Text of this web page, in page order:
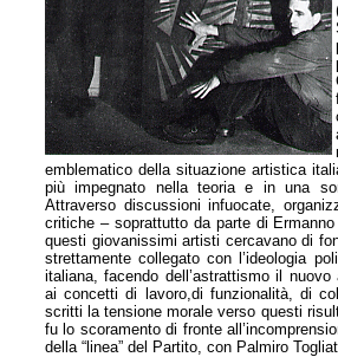
emblematico della situazione artistica
più impegnato nella teoria e in una
Attraverso discussioni infuocate,
critiche – soprattutto da parte di
questi giovanissimi artisti cercavano di
strettamente collegato con l’ideologia
italiana, facendo dell’astrattismo il
ai concetti di lavoro,di funzionalità, di
scritti la tensione morale verso questi
fu lo scoramento di fronte
della “linea” del Partito, con Palmiro